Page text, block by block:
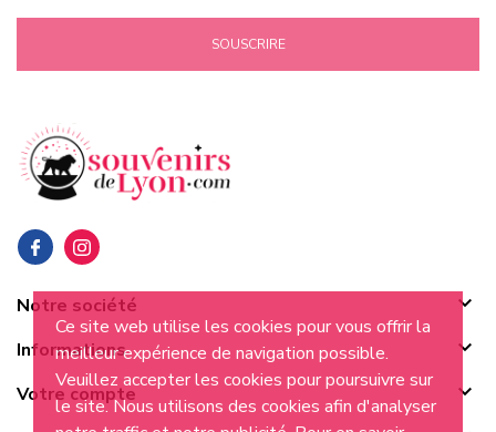
Ce site web utilise les cookies pour vous offrir la
meilleur expérience de navigation possible.
Veuillez accepter les cookies pour poursuivre sur
le site. Nous utilisons des cookies afin d'analyser
SOUSCRIRE
Notre société 
Informations 
Votre compte 